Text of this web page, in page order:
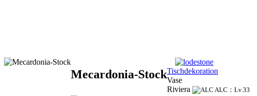
Mecardonia-StockTischdekoration
Vase
Riviera
ALC：Lv.33